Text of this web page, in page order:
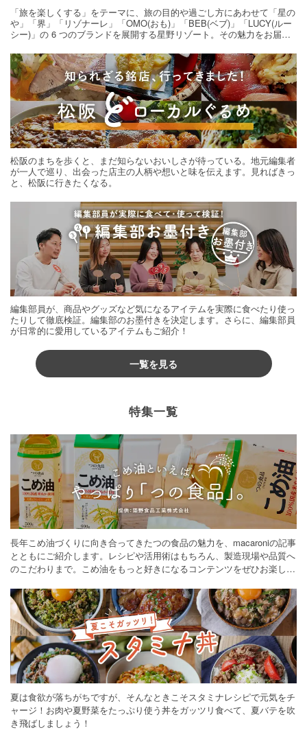
「旅を楽しくする」をテーマに、旅の目的や過ごし方にあわせて「星の
や」「界」「リゾナーレ」「OMO(おも)」「BEB(ベブ)」「LUCY(ルー
シー)」の 6 つのブランドを展開する星野リゾート。その魅力をお届け
松阪のまちを歩くと、まだ知らないおいしさが待っている。地元編集者
が一人で巡り、出会った店主の人柄や想いと味を伝えます。見ればきっ
と、松阪に行きたくなる。
編集部員が、商品やグッズなど気になるアイテムを実際に食べたり使っ
たりして徹底検証。編集部のお墨付きを決定します。さらに、編集部員
が日常的に愛用しているアイテムもご紹介！
一覧を見る
特集一覧
長年こめ油づくりに向き合ってきたつの食品の魅力を、macaroniの記事
とともにご紹介します。レシピや活用術はもちろん、製造現場や品質へ
のこだわりまで。こめ油をもっと好きになるコンテンツをぜひお楽しみ
夏は食欲が落ちがちですが、そんなときこそスタミナレシピで元気をチ
ャージ！お肉や夏野菜をたっぷり使う丼をガッツリ食べて、夏バテを吹
き飛ばしましょう！